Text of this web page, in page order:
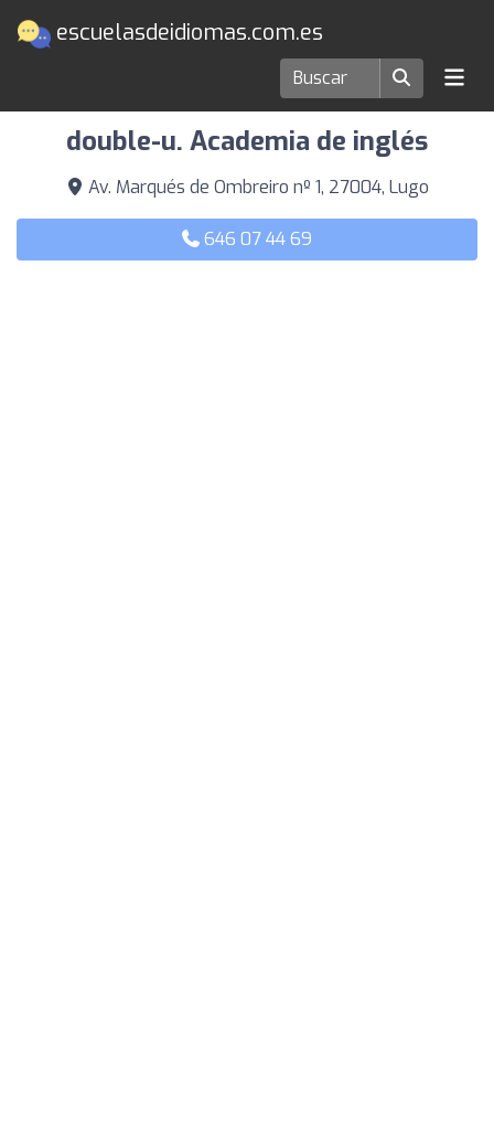
escuelasdeidiomas.com.es
Escuelas de idiomas en Lugo
double-u. Academia de inglés
Av. Marqués de Ombreiro nº 1, 27004, Lugo
646 07 44 69